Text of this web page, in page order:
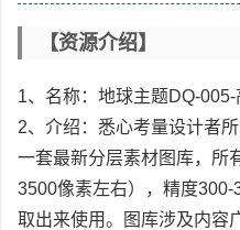
【资源介绍】
1、名称：地球主题DQ-
2、介绍：悉心考量设计者
一套最新分层素材图库，所
3500像素左右），精度
取出来使用。图库涉及内容